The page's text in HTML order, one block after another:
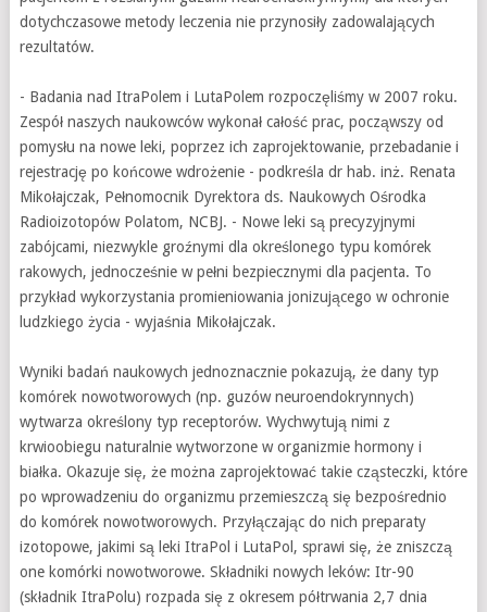
dotychczasowe metody leczenia nie przynosiły zadowalających
rezultatów.
- Badania nad ItraPolem i LutaPolem rozpoczęliśmy w 2007 roku.
Zespół naszych naukowców wykonał całość prac, począwszy od
pomysłu na nowe leki, poprzez ich zaprojektowanie, przebadanie i
rejestrację po końcowe wdrożenie - podkreśla dr hab. inż. Renata
Mikołajczak, Pełnomocnik Dyrektora ds. Naukowych Ośrodka
Radioizotopów Polatom, NCBJ. - Nowe leki są precyzyjnymi
zabójcami, niezwykle groźnymi dla określonego typu komórek
rakowych, jednocześnie w pełni bezpiecznymi dla pacjenta. To
przykład wykorzystania promieniowania jonizującego w ochronie
ludzkiego życia - wyjaśnia Mikołajczak.
Wyniki badań naukowych jednoznacznie pokazują, że dany typ
komórek nowotworowych (np. guzów neuroendokrynnych)
wytwarza określony typ receptorów. Wychwytują nimi z
krwioobiegu naturalnie wytworzone w organizmie hormony i
białka. Okazuje się, że można zaprojektować takie cząsteczki, które
po wprowadzeniu do organizmu przemieszczą się bezpośrednio
do komórek nowotworowych. Przyłączając do nich preparaty
izotopowe, jakimi są leki ItraPol i LutaPol, sprawi się, że zniszczą
one komórki nowotworowe. Składniki nowych leków: Itr-90
(składnik ItraPolu) rozpada się z okresem półtrwania 2,7 dnia